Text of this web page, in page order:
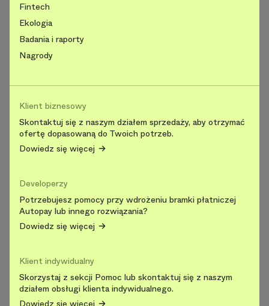
Fintech
Ekologia
Badania i raporty
Nagrody
Klient biznesowy
Skontaktuj się z naszym działem sprzedaży, aby otrzymać
ofertę dopasowaną do Twoich potrzeb.
Dowiedz się więcej
Developerzy
Potrzebujesz pomocy przy wdrożeniu bramki płatniczej
Autopay lub innego rozwiązania?
Dowiedz się więcej
Klient indywidualny
Skorzystaj z sekcji Pomoc lub skontaktuj się z naszym
działem obsługi klienta indywidualnego.